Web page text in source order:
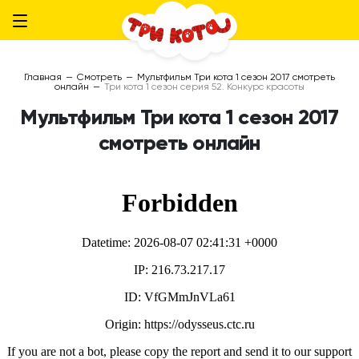
Главная — Смотреть — Мультфильм Три кота 1 сезон 2017 смотреть
онлайн — Три кота 1 сезон серия 52. Конкурс красоты
Мультфильм Три кота 1 сезон 2017
смотреть онлайн